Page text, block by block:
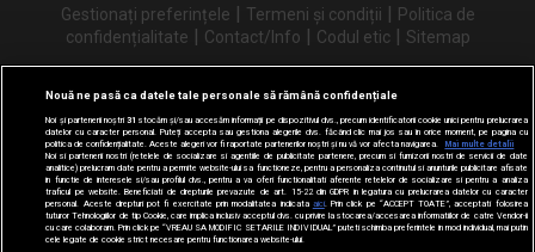
Gestionați preferințele | Termeni și condiții | Politica de
confidențialitate | Contact/Info | Codul etic | Sitemap
Urmărește-ne și pe
Nouă ne pasă ca datele tale personale să rămână confidențiale
Noi și partenerii noștri31 stocăm și/sau accesăm informații pe dispozitivul dvs., precum identificatorii cookie unici pentru prelucrarea
datelor cu caracter personal. Puteți accepta sau gestiona alegerile dvs. făcând clic mai jos sau în orice moment, pe pagina cu
politica de confidențialitate. Aceste alegeri vor fi raportate partenerilor noștri și nu vă vor afecta navigarea.
Mai multe detalii
Noi si partenerii nostri (retelele de socializare si agentiile de publicitate partenere, precum si furnizorii nostri de servicii de date
analitice) prelucram date pentru a permite website-ului sa functioneze, pentru a personaliza continutul si anunturile publicitare afisate
in functie de interesele si/sau profilul dvs., pentru a va oferi functionalitati aferente retelelor de socializare si pentru a analiza
traficul pe website. Beneficiati de drepturile prevazute de art. 15-22 din GDPR in legatura cu prelucrarea datelor cu caracter
personal. Aceste drepturi pot fi exercitate prin modalitatea indicata aici. Prin click pe “ACCEPT TOATE”, acceptati folosirea
tuturor Tehnologiilor de tip Cookie, care implica inclusiv acceptul dvs. cu privire la stocarea/accesarea informatiilor de catre Vendor-ii
cu care colaboram. Prin click pe “VREAU SA MODIFIC SETARILE INDIVIDUAL” puteti schimba preferintele in mod individual, mai putin
cele legate de cookie strict necesare pentru functionarea website-ului.